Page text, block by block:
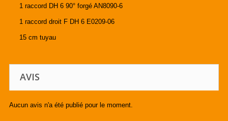
1 raccord DH 6 90° forgé AN8090-6
1 raccord droit F DH 6 E0209-06
15 cm tuyau
AVIS
Aucun avis n'a été publié pour le moment.